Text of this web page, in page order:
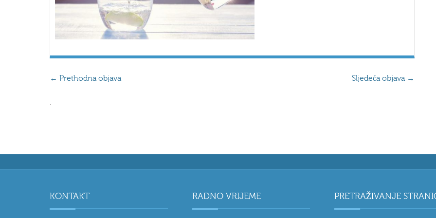
← Prethodna objava Sljedeća objava →
.
KONTAKT RADNO VRIJEME PRETRAŽIVANJE